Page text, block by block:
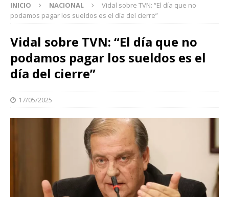
INICIO NACIONAL
Vidal sobre TVN: “El día que no
podamos pagar los sueldos es el día del cierre”
Vidal sobre TVN: “El día que no
podamos pagar los sueldos es el
día del cierre”
17/05/2025